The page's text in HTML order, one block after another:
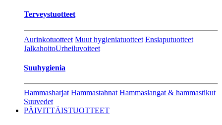
Terveystuotteet
Aurinkotuotteet Muut hygieniatuotteet Ensiaputuotteet
JalkahoitoUrheiluvoiteet
Suuhygienia
Hammasharjat Hammastahnat Hammaslangat & hammastikut
Suuvedet
PÄIVITTÄISTUOTTEET